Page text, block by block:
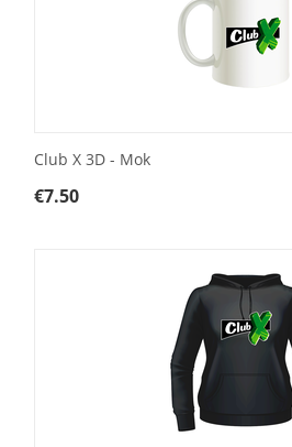
Club X 3D - Mok
€7.50